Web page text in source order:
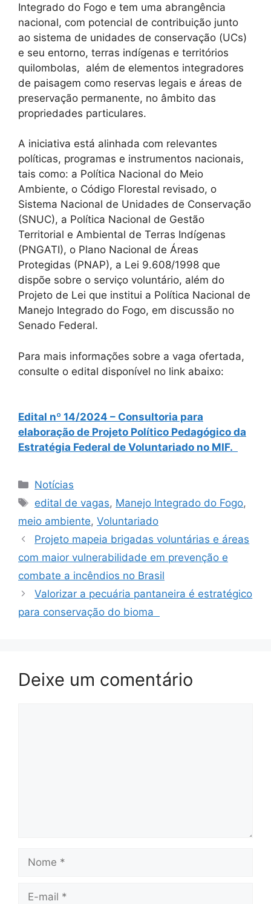
Integrado do Fogo e tem uma abrangência
nacional, com potencial de contribuição junto
ao sistema de unidades de conservação (UCs)
e seu entorno, terras indígenas e territórios
quilombolas, além de elementos integradores
de paisagem como reservas legais e áreas de
preservação permanente, no âmbito das
propriedades particulares.
A iniciativa está alinhada com relevantes
políticas, programas e instrumentos nacionais,
tais como: a Política Nacional do Meio
Ambiente, o Código Florestal revisado, o
Sistema Nacional de Unidades de Conservação
(SNUC), a Política Nacional de Gestão
Territorial e Ambiental de Terras Indígenas
(PNGATI), o Plano Nacional de Áreas
Protegidas (PNAP), a Lei 9.608/1998 que
dispõe sobre o serviço voluntário, além do
Projeto de Lei que institui a Política Nacional de
Manejo Integrado do Fogo, em discussão no
Senado Federal.
Para mais informações sobre a vaga ofertada,
consulte o edital disponível no link abaixo:
Edital nº 14/2024 – Consultoria para
elaboração de Projeto Político Pedagógico da
Estratégia Federal de Voluntariado no MIF.
Notícias
edital de vagas, Manejo Integrado do Fogo,
meio ambiente, Voluntariado
Projeto mapeia brigadas voluntárias e áreas
com maior vulnerabilidade em prevenção e
combate a incêndios no Brasil
Valorizar a pecuária pantaneira é estratégico
para conservação do bioma
Deixe um comentário